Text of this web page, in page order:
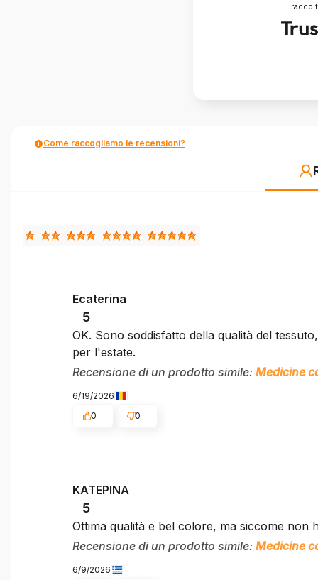
Come raccogliamo le recensioni?
Ecaterina
5
OK. Sono soddisfatto della qualità del
per l'estate.
Recensione di un prodotto simile: Medicine
6/19/2026
0
0
ΚΑΤΕΡΙΝΑ
5
Ottima qualità e bel colore, ma siccome
Recensione di un prodotto simile: Medicine
6/9/2026